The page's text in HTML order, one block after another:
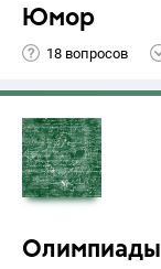
Юмор
18 вопросов
Олимпиады